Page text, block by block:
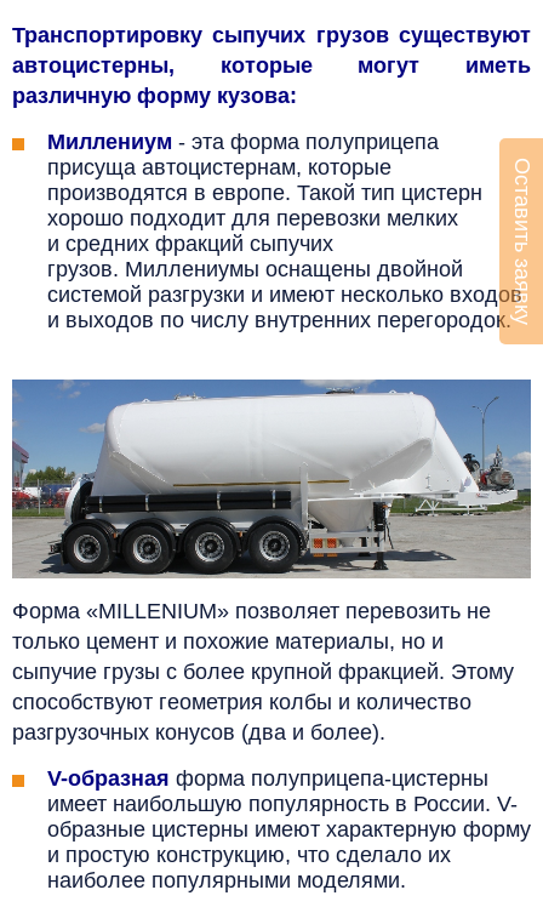
Транспортировку сыпучих грузов существуют
автоцистерны, которые могут иметь
различную форму кузова:
Миллениум - эта форма полуприцепа
присуща автоцистернам, которые
производятся в европе. Такой тип цистерн
хорошо подходит для перевозки мелких
и средних фракций сыпучих
грузов. Миллениумы оснащены двойной
системой разгрузки и имеют несколько входов
и выходов по числу внутренних перегородок.
Форма «MILLENIUM» позволяет перевозить не
только цемент и похожие материалы, но и
сыпучие грузы с более крупной фракцией. Этому
способствуют геометрия колбы и количество
разгрузочных конусов (два и более).
V-образная форма полуприцепа-цистерны
имеет наибольшую популярность в России. V-
образные цистерны имеют характерную форму
и простую конструкцию, что сделало их
наиболее популярными моделями.
Оставить заявку